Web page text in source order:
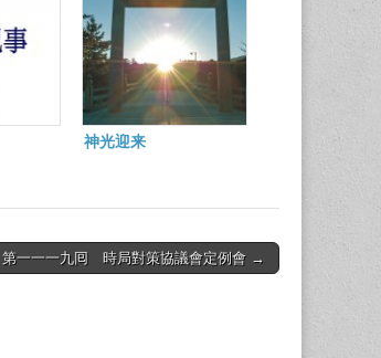
神光迎来
第一一一九囘 時局對策協議會定例會 →